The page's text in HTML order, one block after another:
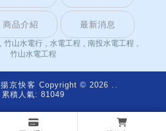
商品介紹 最新消息
竹山水電行 水電工程
南投水電工程
竹山水電工程
揚京快客 Copyright © 2026 ..
累積人氣: 81049